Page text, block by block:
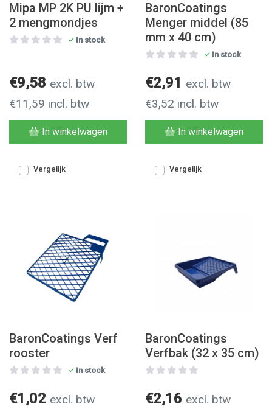
Mipa MP 2K PU lijm +
2 mengmondjes
In stock
€9,58 excl. btw
€11,59 incl. btw
In winkelwagen
Vergelijk
BaronCoatings
Menger middel (85
mm x 40 cm)
In stock
€2,91 excl. btw
€3,52 incl. btw
In winkelwagen
Vergelijk
BaronCoatings Verf
rooster
In stock
€1,02 excl. btw
BaronCoatings
Verfbak (32 x 35 cm)
€2,16 excl. btw